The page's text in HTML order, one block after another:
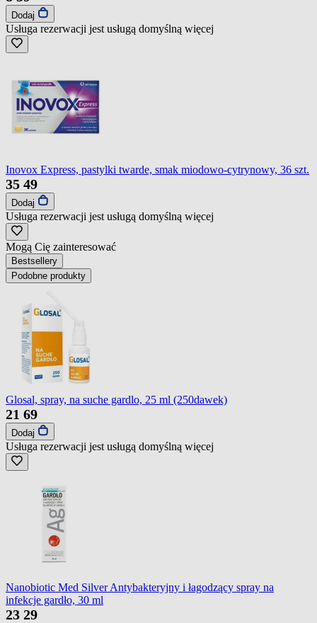
Dodaj
Usługa rezerwacji jest usługą domyślną więcej
Inovox Express, pastylki twarde, smak miodowo-cytrynowy, 36 szt.
35 49
Dodaj
Usługa rezerwacji jest usługą domyślną więcej
Mogą Cię zainteresować
Bestsellery
Podobne produkty
Glosal, spray, na suche gardlo, 25 ml (250dawek)
21 69
Dodaj
Usługa rezerwacji jest usługą domyślną więcej
Nanobiotic Med Silver Antybakteryjny i łagodzący spray na
infekcje gardło, 30 ml
23 29